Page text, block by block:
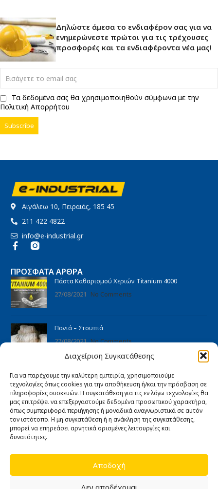
Διαχείριση Συγκατάθεσης
Για να παρέχουμε την καλύτερη εμπειρία, χρησιμοποιούμε
τεχνολογίες όπως cookies για την αποθήκευση ή/και την πρόσβαση σε
πληροφορίες συσκευών. Η συγκατάθεση για τις εν λόγω τεχνολογίες θα
μας επιτρέψει να επεξεργαστούμε δεδομένα προσωπικού χαρακτήρα,
όπως συμπεριφορά περιήγησης ή μοναδικά αναγνωριστικά σε αυτόν
τον ιστότοπο. Η μη συγκατάθεση ή η ανάκληση της συγκατάθεσης,
μπορεί να επηρεάσει αρνητικά ορισμένες λειτουργίες και
δυνατότητες.
Αποδοχή
Δεν αποδέχομαι
Δηλώστε άμεσα το ενδιαφέρον σας για να
ενημερώνεστε πρώτοι για τις τρέχουσες
προσφορές και τα ενδιαφέροντα νέα μας!
Τα δεδομένα σας θα χρησιμοποιηθούν σύμφωνα με την
Πολιτική Απορρήτου
Αιγάλεω 10, Πειραιάς, 185 45
211 422 4822
info@e-industrial.gr
ΠΡΌΣΦΑΤΑ ΆΡΘΡΑ
Πάστα Καθαρισμού Χεριών Titanium 4000
27/08/2021
No Comments
Πανιά – Στουπιά
27/08/2021 No Comments
ΠΛΗΡΟΦΟΡΊΕΣ
Αρχική
Ποιοι είμαστε
Άρθρα
Επικοινωνία
Εγγύηση καλής λειτουργίας
Όροι Χρήσης